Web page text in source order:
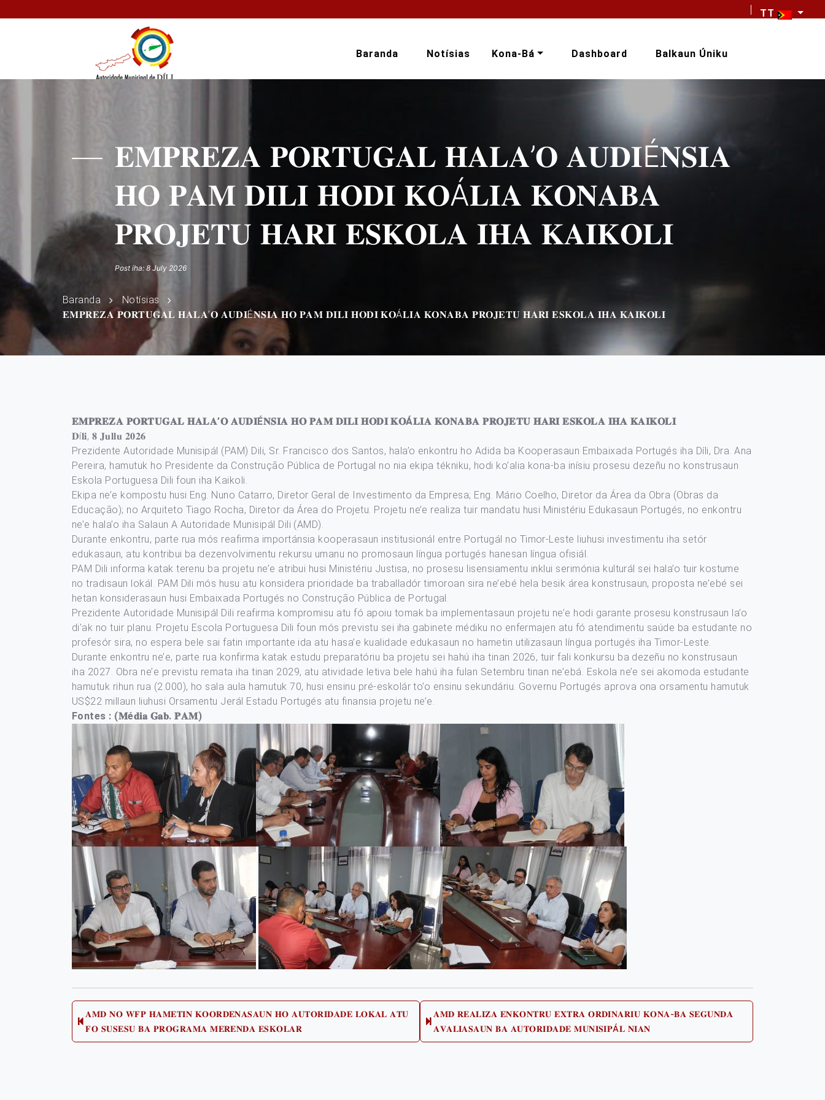
TT
Baranda Notísias Kona-Bá Dashboard Balkaun Úniku
𝐄𝐌𝐏𝐑𝐄𝐙𝐀 𝐏𝐎𝐑𝐓𝐔𝐆𝐀𝐋 𝐇𝐀𝐋𝐀’𝐎 𝐀𝐔𝐃𝐈É𝐍𝐒𝐈𝐀
𝐇𝐎 𝐏𝐀𝐌 𝐃𝐈𝐋𝐈 𝐇𝐎𝐃𝐈 𝐊𝐎Á𝐋𝐈𝐀 𝐊𝐎𝐍𝐀𝐁𝐀
𝐏𝐑𝐎𝐉𝐄𝐓𝐔 𝐇𝐀𝐑𝐈 𝐄𝐒𝐊𝐎𝐋𝐀 𝐈𝐇𝐀 𝐊𝐀𝐈𝐊𝐎𝐋𝐈
Post iha: 8 July 2026
Baranda
Notísias
𝐄𝐌𝐏𝐑𝐄𝐙𝐀 𝐏𝐎𝐑𝐓𝐔𝐆𝐀𝐋 𝐇𝐀𝐋𝐀’𝐎 𝐀𝐔𝐃𝐈É𝐍𝐒𝐈𝐀 𝐇𝐎 𝐏𝐀𝐌 𝐃𝐈𝐋𝐈 𝐇𝐎𝐃𝐈 𝐊𝐎Á𝐋𝐈𝐀 𝐊𝐎𝐍𝐀𝐁𝐀 𝐏𝐑𝐎𝐉𝐄𝐓𝐔 𝐇𝐀𝐑𝐈 𝐄𝐒𝐊𝐎𝐋𝐀 𝐈𝐇𝐀 𝐊𝐀𝐈𝐊𝐎𝐋𝐈
𝐄𝐌𝐏𝐑𝐄𝐙𝐀 𝐏𝐎𝐑𝐓𝐔𝐆𝐀𝐋 𝐇𝐀𝐋𝐀’𝐎 𝐀𝐔𝐃𝐈É𝐍𝐒𝐈𝐀 𝐇𝐎 𝐏𝐀𝐌 𝐃𝐈𝐋𝐈 𝐇𝐎𝐃𝐈 𝐊𝐎Á𝐋𝐈𝐀 𝐊𝐎𝐍𝐀𝐁𝐀 𝐏𝐑𝐎𝐉𝐄𝐓𝐔 𝐇𝐀𝐑𝐈 𝐄𝐒𝐊𝐎𝐋𝐀 𝐈𝐇𝐀 𝐊𝐀𝐈𝐊𝐎𝐋𝐈
𝐃í𝐥𝐢, 𝟖 𝐉𝐮𝐥𝐥𝐮 𝟐𝟎𝟐𝟔
Prezidente Autoridade Munisipál (PAM) Dili, Sr. Francisco dos Santos, hala’o enkontru ho Adida ba Kooperasaun Embaixada Portugés iha Díli, Dra. Ana
Pereira, hamutuk ho Presidente da Construção Pública de Portugal no nia ekipa tékniku, hodi ko’alia kona-ba inísiu prosesu dezeñu no konstrusaun
Eskola Portuguesa Dili foun iha Kaikoli.
Ekipa ne’e kompostu husi Eng. Nuno Catarro, Diretor Geral de Investimento da Empresa; Eng. Mário Coelho, Diretor da Área da Obra (Obras da
Educação); no Arquiteto Tiago Rocha, Diretor da Área do Projetu. Projetu ne’e realiza tuir mandatu husi Ministériu Edukasaun Portugés, no enkontru
ne’e hala’o iha Salaun A Autoridade Munisipál Dili (AMD).
Durante enkontru, parte rua mós reafirma importánsia kooperasaun institusionál entre Portugál no Timor-Leste liuhusi investimentu iha setór
edukasaun, atu kontribui ba dezenvolvimentu rekursu umanu no promosaun língua portugés hanesan língua ofisiál.
PAM Dili informa katak terenu ba projetu ne’e atribui husi Ministériu Justisa, no prosesu lisensiamentu inklui serimónia kulturál sei hala’o tuir kostume
no tradisaun lokál. PAM Dili mós husu atu konsidera prioridade ba traballadór timoroan sira ne’ebé hela besik área konstrusaun, proposta ne’ebé sei
hetan konsiderasaun husi Embaixada Portugés no Construção Pública de Portugal.
Prezidente Autoridade Munisipál Dili reafirma kompromisu atu fó apoiu tomak ba implementasaun projetu ne’e hodi garante prosesu konstrusaun la’o
di’ak no tuir planu. Projetu Escola Portuguesa Dili foun mós previstu sei iha gabinete médiku no enfermajen atu fó atendimentu saúde ba estudante no
profesór sira, no espera bele sai fatin importante ida atu hasa’e kualidade edukasaun no hametin utilizasaun língua portugés iha Timor-Leste.
Durante enkontru ne’e, parte rua konfirma katak estudu preparatóriu ba projetu sei hahú iha tinan 2026, tuir fali konkursu ba dezeñu no konstrusaun
iha 2027. Obra ne’e previstu remata iha tinan 2029, atu atividade letiva bele hahú iha fulan Setembru tinan ne’ebá. Eskola ne’e sei akomoda estudante
hamutuk rihun rua (2.000), ho sala aula hamutuk 70, husi ensinu pré-eskolár to’o ensinu sekundáriu. Governu Portugés aprova ona orsamentu hamutuk
US$22 millaun liuhusi Orsamentu Jerál Estadu Portugés atu finansia projetu ne’e.
Fontes : (𝐌é𝐝𝐢𝐚 𝐆𝐚𝐛. 𝐏𝐀𝐌)
Post
Previous
post:
𝐀𝐌𝐃 𝐍𝐎 𝐖𝐅𝐏 𝐇𝐀𝐌𝐄𝐓𝐈𝐍 𝐊𝐎𝐎𝐑𝐃𝐄𝐍𝐀𝐒𝐀𝐔𝐍 𝐇𝐎 𝐀𝐔𝐓𝐎𝐑𝐈𝐃𝐀𝐃𝐄 𝐋𝐎𝐊𝐀𝐋 𝐀𝐓𝐔
𝐅𝐎 𝐒𝐔𝐒𝐄𝐒𝐔 𝐁𝐀 𝐏𝐑𝐎𝐆𝐑𝐀𝐌𝐀 𝐌𝐄𝐑𝐄𝐍𝐃𝐀 𝐄𝐒𝐊𝐎𝐋𝐀𝐑
Next
post:
𝐀𝐌𝐃 𝐑𝐄𝐀𝐋𝐈𝐙𝐀 𝐄𝐍𝐊𝐎𝐍𝐓𝐑𝐔 𝐄𝐗𝐓𝐑𝐀 𝐎𝐑𝐃𝐈𝐍𝐀𝐑𝐈𝐔 𝐊𝐎𝐍𝐀-𝐁𝐀 𝐒𝐄𝐆𝐔𝐍𝐃𝐀
𝐀𝐕𝐀𝐋𝐈𝐀𝐒𝐀𝐔𝐍 𝐁𝐀 𝐀𝐔𝐓𝐎𝐑𝐈𝐃𝐀𝐃𝐄 𝐌𝐔𝐍𝐈𝐒𝐈𝐏Á𝐋 𝐍𝐈𝐀𝐍